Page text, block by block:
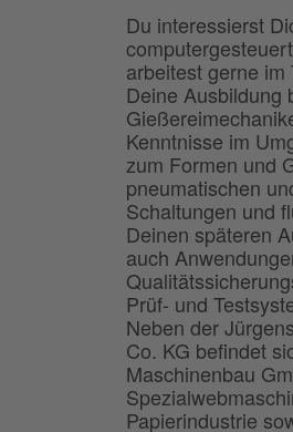
Du interessierst
arbeitest gerne im
Deine Ausbildung
Kenntnisse im
zum Formen und
pneumatischen
Schaltungen und
Deinen späteren
auch
Prüf- und
Neben der
Co. KG befindet
Maschinenbau
Papierindustrie